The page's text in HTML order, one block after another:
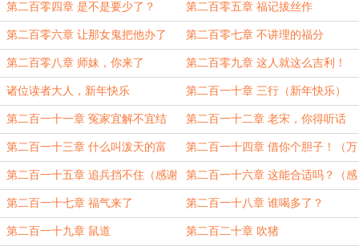
第二百零四章 是不是要少了？ 第二百零五章 福记拔丝作
第二百零六章 让那女鬼把他办了 第二百零七章 不讲理的福分
第二百零八章 师妹，你来了 第二百零九章 这人就这么吉利！
（除夕快乐）
诸位读者大人，新年快乐 第二百一十章 三行（新年快乐）
第二百一十一章 冤家宜解不宜结
(感谢盟主到死没出血怒)
第二百一十二章 老宋，你得听话
第二百一十三章 什么叫泼天的富
贵？
第二百一十四章 借你个胆子！（万
字大章求月票）
第二百一十五章 追兵挡不住（感谢
盟主Mia喵喵喵呀）
第二百一十六章 这能合适吗？（感
谢盟主映离子）
第二百一十七章 福气来了 第二百一十八章 谁喝多了？
第二百一十九章 鼠道 第二百二十章 吹猪